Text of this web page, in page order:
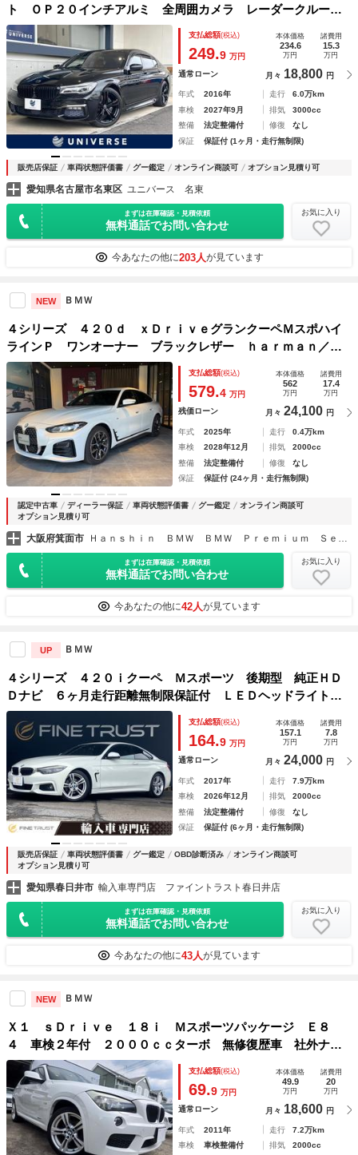
ト ＯＰ２０インチアルミ 全周囲カメラ レーダークルー
ズ 純正ナビ シートベンチレーション 前席パワーシート
イージークローザー ハーマンカードンサウンド パワーバッ
クドア 禁煙車
支払総額(税込)
249.9 万円
本体価格
234.6
万円
諸費用
15.3
万円
通常ローン 月々 18,800 円
年式 2016年 走行
6.0万km
車検
2027年9月 排気
3000cc
整備
法定整備付 修復
なし
保証
保証付 (1ヶ月・走行無制限)
販売店保証 車両状態評価書 グー鑑定 オンライン商談可 オプション見積り可
愛知県名古屋市名東区 ユニバース 名東
まずは在庫確認・見積依頼
無料通話でお問い合わせ
お気に入り
今あなたの他に203人が見ています
NEW ＢＭＷ
４シリーズ ４２０ｄ ｘＤｒｉｖｅグランクーペＭスポハイ
ラインＰ ワンオーナー ブラックレザー ｈａｒｍａｎ／ｋ
ａｒｄｏｎスピーカー デジタルＰＫＧ 地デジＴＶ 電動シ
ート 追従式クルコン パドルシフト 全周囲カメラ パーキ
ングアシスト 衝突軽減ブレーキ
支払総額(税込)
579.4 万円
本体価格
562
万円
諸費用
17.4
万円
残価ローン 月々 24,100 円
年式 2025年 走行
0.4万km
車検
2028年12月 排気
2000cc
整備
法定整備付 修復
なし
保証
保証付 (24ヶ月・走行無制限)
認定中古車 ディーラー保証 車両状態評価書 グー鑑定
オンライン商談可
オプション見積り可
大阪府箕面市 Ｈａｎｓｈｉｎ ＢＭＷ ＢＭＷ Ｐｒｅｍｉｕｍ Ｓｅｌｅｃｔｉｏｎ 箕面
まずは在庫確認・見積依頼
無料通話でお問い合わせ
お気に入り
今あなたの他に42人が見ています
UP ＢＭＷ
４シリーズ ４２０ｉクーペ Ｍスポーツ 後期型 純正ＨＤ
Ｄナビ ６ヶ月走行距離無制限保証付 ＬＥＤヘッドライト
フルセグＴＶ 禁煙車 シートヒーター アダプティブクルー
ズコントロール インテリジェントセーフティ バックカメ
ラ シートヒーター
支払総額(税込)
164.9 万円
本体価格
157.1
万円
諸費用
7.8
万円
通常ローン 月々 24,000 円
年式 2017年 走行
7.9万km
車検
2026年12月 排気
2000cc
整備
法定整備付 修復
なし
保証
保証付 (6ヶ月・走行無制限)
販売店保証 車両状態評価書 グー鑑定 OBD診断済み
オンライン商談可
オプション見積り可
愛知県春日井市 輸入車専門店 ファイントラスト春日井店
まずは在庫確認・見積依頼
無料通話でお問い合わせ
お気に入り
今あなたの他に43人が見ています
NEW ＢＭＷ
Ｘ１ ｓＤｒｉｖｅ １８ｉ Ｍスポーツパッケージ Ｅ８
４ 車検２年付 ２０００ｃｃターボ 無修復歴車 社外ナ
ビ フルセグ ＣＤ ＤＶＤ ＡＵＸ Ｂカメラ 純正１８Ａ
Ｗ スマートキー プッシュスタート オートＨＩＤライトリ
アフォグ ブラックルーフレール
支払総額(税込)
69.9 万円
本体価格
49.9
万円
諸費用
20
万円
通常ローン 月々 18,600 円
年式 2011年 走行
7.2万km
車検
車検整備付 排気
2000cc